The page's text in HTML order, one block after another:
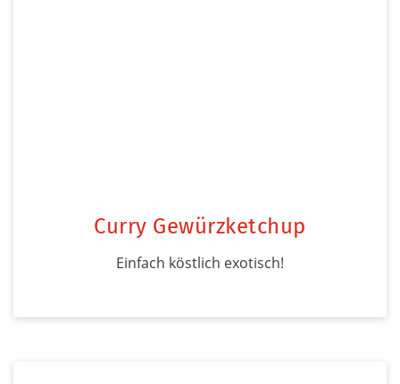
Curry Gewürzketchup
Einfach köstlich exotisch!